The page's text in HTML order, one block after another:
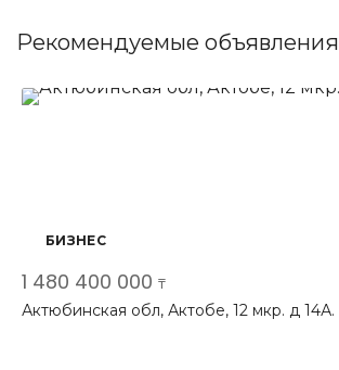
Рекомендуемые объявления
БИЗНЕС
1 480 400 000 ₸
Актюбинская обл, Актобе, 12 мкр. д 14А.